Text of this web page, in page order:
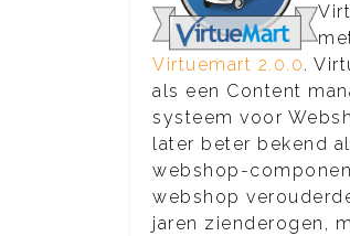
Virtuemart 2.0.0.
als een Content
systeem voor
later beter bekend
webshop-
webshop
jaren zienderogen,